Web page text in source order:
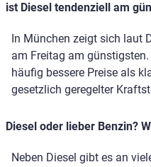
ist Diesel tendenziell am
In München zeigt sich laut
am Freitag am
häufig bessere Preise als
gesetzlich geregelter
Diesel oder lieber Benzin?
Neben Diesel gibt es an